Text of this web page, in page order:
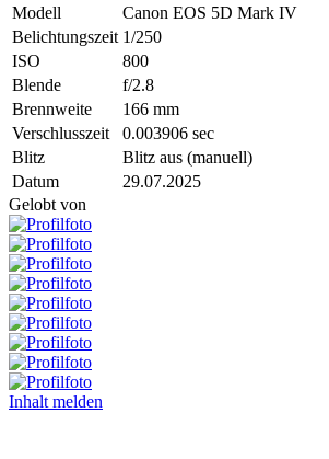
Modell
Canon EOS 5D Mark IV
Belichtungszeit 1/250
ISO
800
Blende
f/2.8
Brennweite
166 mm
Verschlusszeit
0.003906 sec
Blitz
Blitz aus (manuell)
Datum
29.07.2025
Gelobt von
Inhalt melden